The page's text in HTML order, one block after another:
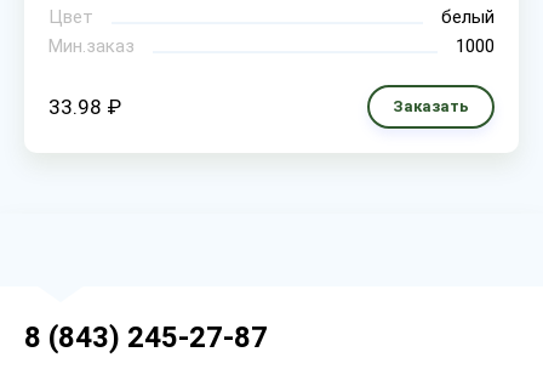
Цвет
белый
Мин.заказ
1000
33.98 ₽ Заказать
8 (843) 245-27-87